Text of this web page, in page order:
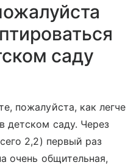
саду
пожалуйста, как легче
детском саду. Через
2,2) первый раз
очень общительная,